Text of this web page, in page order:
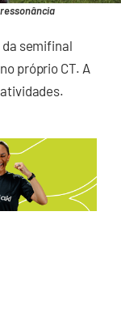
semifinal
próprio CT. A